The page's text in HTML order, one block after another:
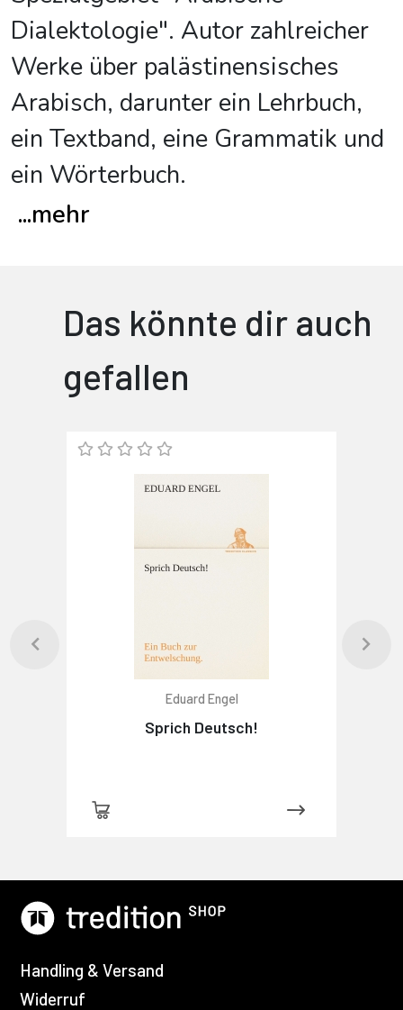
Dialektologie". Autor zahlreicher
Werke über palästinensisches
Arabisch, darunter ein Lehrbuch,
ein Textband, eine Grammatik und
ein Wörterbuch.
...mehr
Das könnte dir auch
gefallen
Eduard Engel
Sprich Deutsch!
Handling & Versand
Widerruf